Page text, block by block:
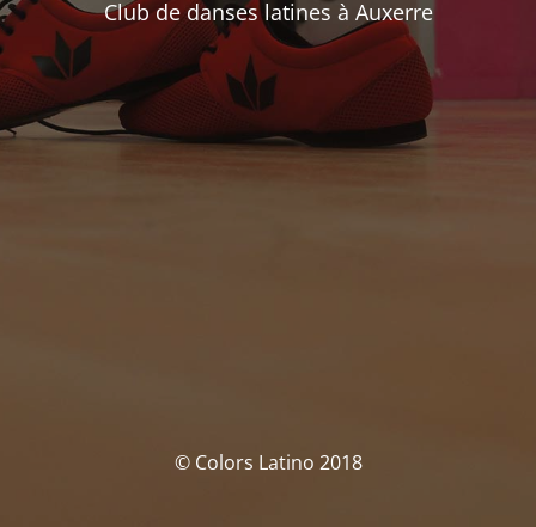
Club de danses latines à Auxerre
© Colors Latino 2018